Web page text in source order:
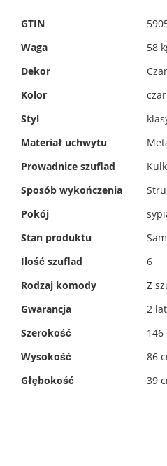
Więcej
GTIN
Waga
58
Dekor
Kolor
Styl
Materiał uchwytu
Prowadnice szuflad
Sposób wykończenia
Pokój
Stan produktu
Ilość szuflad
6
Rodzaj komody
Z
Gwarancja
2
Szerokość
146
Wysokość
86
Głębokość
39